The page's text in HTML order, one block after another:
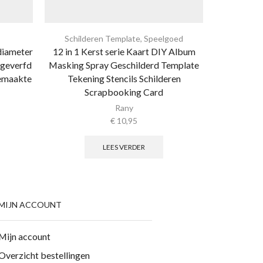
Schilderen Template, Speelgoed
12 in 1 Kerst serie Kaart DIY Album
Masking Spray Geschilderd Template
Tekening Stencils Schilderen
Scrapbooking Card
Rany
€ 10,95
LEES VERDER
ACCOUNT
account
bestellingen